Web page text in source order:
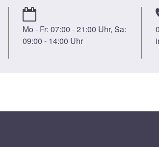
Mo - Fr: 07:00 - 21:00 Uhr, Sa:
09:00 - 14:00 Uhr